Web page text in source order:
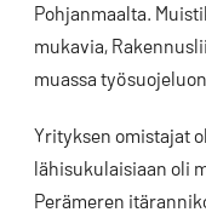
Pohjanmaalta.
mukavia,
muassa
Yrityksen omistajat
lähisukulaisiaan oli
Perämeren